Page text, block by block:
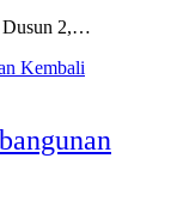
Dusun 2,…